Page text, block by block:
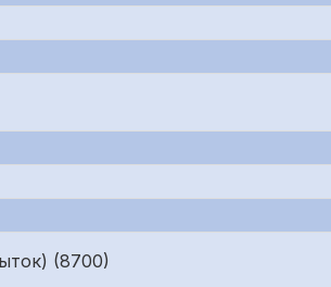
(8700)